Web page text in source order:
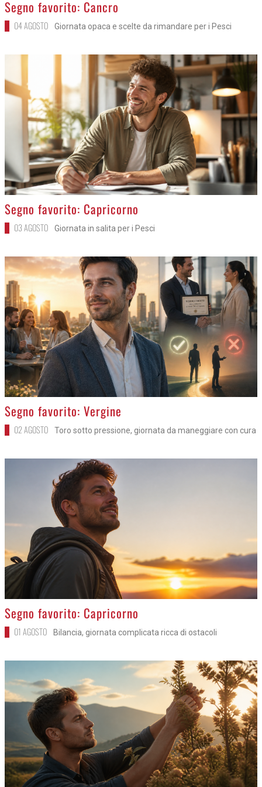
Segno favorito: Cancro
04 AGOSTO Giornata opaca e scelte da rimandare per i Pesci
>
Segno favorito: Capricorno
03 AGOSTO Giornata in salita per i Pesci
>
Segno favorito: Vergine
02 AGOSTO Toro sotto pressione, giornata da maneggiare con cura
>
Segno favorito: Capricorno
01 AGOSTO Bilancia, giornata complicata ricca di ostacoli